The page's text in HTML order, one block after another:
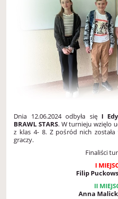
Dnia 12.06.2024 odbyła się I
BRAWL STARS. W turnieju wzięlo
z klas 4- 8. Z pośród nich
graczy.
Finaliści
I
Filip
II
Anna